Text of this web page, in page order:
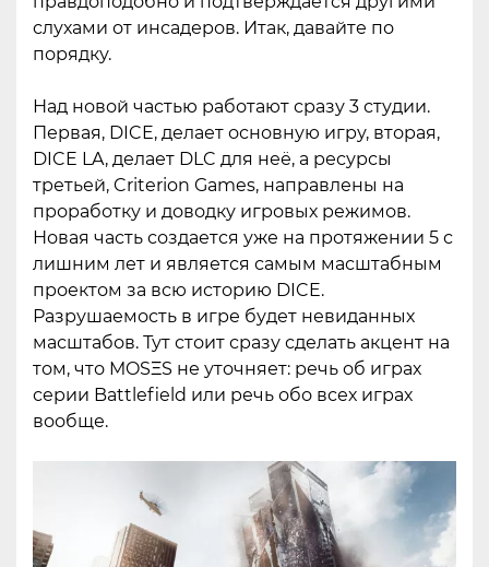
слухами от инсадеров. Итак, давайте по
порядку.
Над новой частью работают сразу 3 студии.
Первая, DICE, делает основную игру, вторая,
DICE LA, делает DLC для неё, а ресурсы
третьей, Criterion Games, направлены на
проработку и доводку игровых режимов.
Новая часть создается уже на протяжении 5 с
лишним лет и является самым масштабным
проектом за всю историю DICE.
Разрушаемость в игре будет невиданных
масштабов. Тут стоит сразу сделать акцент на
том, что MOSΞS не уточняет: речь об играх
серии Battlefield или речь обо всех играх
вообще.